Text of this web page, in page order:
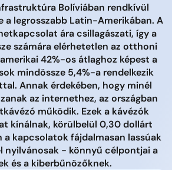
Bolíviában rendkívül
a legrosszabb Latin-Amerikában. A
ára csillagászati, így a
számára elérhetetlen az otthoni
42%-os átlaghoz képest a
mindössze 5,4%-a rendelkezik
Annak érdekében, hogy minél
az internethez, az országban
működik. Ezek a kávézók
kínálnak, körülbelül 0,30 dollárt
a kapcsolatok fájdalmasan lassúak
nyilvánosak - könnyű célpontjai a
és a kiberbűnözőknek.